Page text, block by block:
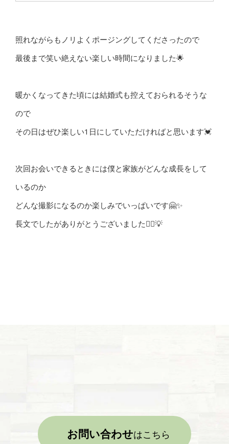
照れながらもノリよくポージングしてくださったので
最後まで笑い絶えない楽しい時間になりました🌟
暖かくなってきた頃には結婚式も控えておられるそうな
ので
その日はぜひ楽しい1日にしていただければと思います💓
次回お会いできるときには僕と家族がどんな成長をして
いるのか
どんな撮影になるのか楽しみでいっぱいです🤗✨
長文でしたがありがとうございました🙇‍♂️💡
お問い合わせはこちら